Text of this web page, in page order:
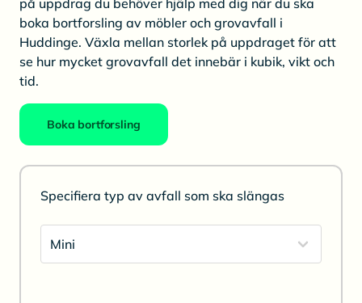
på uppdrag du behöver hjälp med dig när du ska
boka bortforsling av möbler och grovavfall i
Huddinge. Växla mellan storlek på uppdraget för att
se hur mycket grovavfall det innebär i kubik, vikt och
tid.
Boka bortforsling
Specifiera typ av avfall som ska slängas